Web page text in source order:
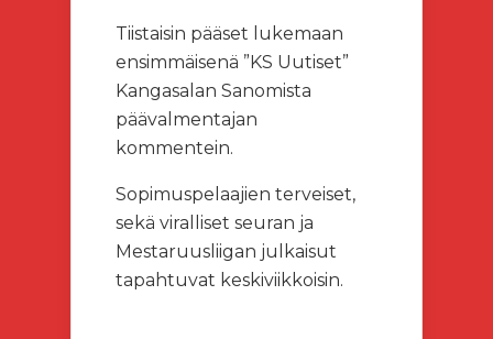
Tiistaisin pääset lukemaan
ensimmäisenä ”KS Uutiset”
Kangasalan Sanomista
päävalmentajan
kommentein.
Sopimuspelaajien terveiset,
sekä viralliset seuran ja
Mestaruusliigan julkaisut
tapahtuvat keskiviikkoisin.